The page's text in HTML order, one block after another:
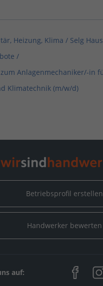
Heizung, Klima / Selg
/
Anlagenmechaniker/-in
Klimatechnik (m/w/d)
/
zum Anlagenmechaniker/-in
Betriebsprofil erstellen
Handwerker bewerten
auf: